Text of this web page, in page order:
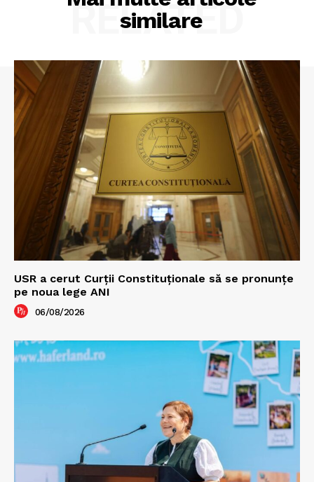
similare
RELATED
USR a cerut Curții Constituționale să se pronunțe
pe noua lege ANI
06/08/2026